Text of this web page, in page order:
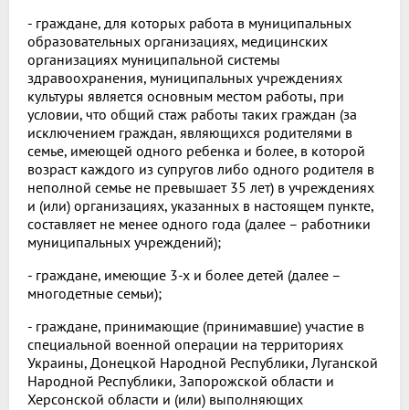
- граждане, для которых работа в муниципальных
образовательных организациях, медицинских
организациях муниципальной системы
здравоохранения, муниципальных учреждениях
культуры является основным местом работы, при
условии, что общий стаж работы таких граждан (за
исключением граждан, являющихся родителями в
семье, имеющей одного ребенка и более, в которой
возраст каждого из супругов либо одного родителя в
неполной семье не превышает 35 лет) в учреждениях
и (или) организациях, указанных в настоящем пункте,
составляет не менее одного года (далее – работники
муниципальных учреждений);
- граждане, имеющие 3-х и более детей (далее –
многодетные семьи);
- граждане, принимающие (принимавшие) участие в
специальной военной операции на территориях
Украины, Донецкой Народной Республики, Луганской
Народной Республики, Запорожской области и
Херсонской области и (или) выполняющих